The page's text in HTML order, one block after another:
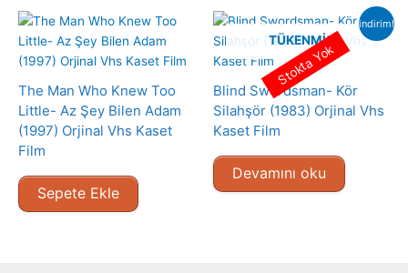
The Man Who Knew Too
Little- Az Şey Bilen Adam
(1997) Orjinal Vhs Kaset
Film
Sepete Ekle
indirim!
TÜKENMIŞ
Blind Swordsman- Kör
Silahşör (1983) Orjinal Vhs
Kaset Film
Devamını oku
Stokta Yok